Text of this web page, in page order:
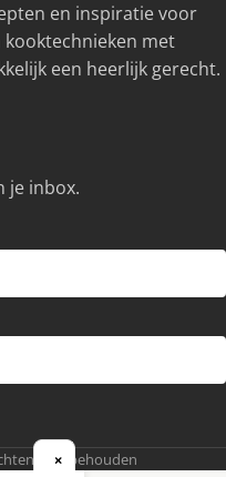
en inspiratie voor
met
een heerlijk gerecht.
je inbox.
voorbehouden
×